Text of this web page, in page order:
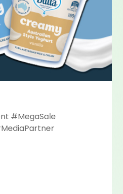
#MegaSale